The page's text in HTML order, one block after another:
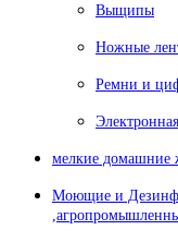
Выщипы
Ножные
Ремни и
мелкие домашние
Моющие и